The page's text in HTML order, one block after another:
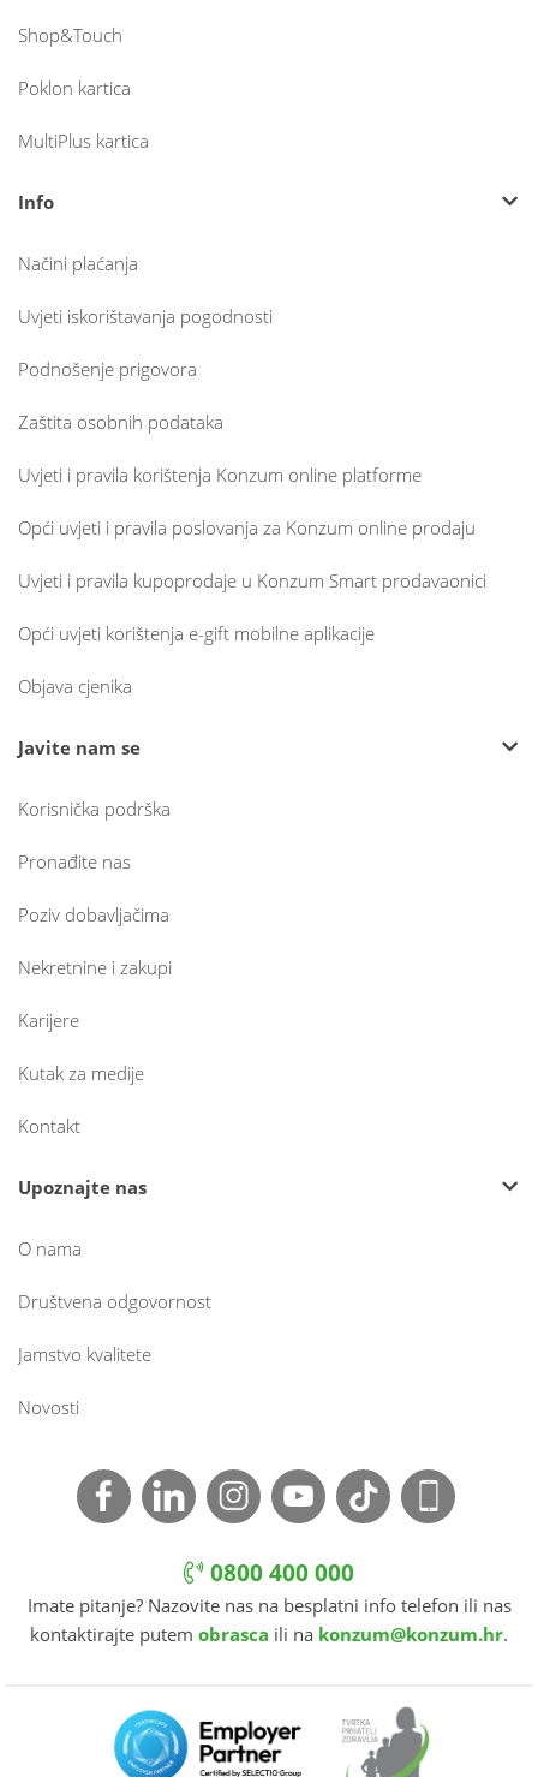
Shop&Touch
Poklon kartica
MultiPlus kartica
Info
Načini plaćanja
Uvjeti iskorištavanja pogodnosti
Podnošenje prigovora
Zaštita osobnih podataka
Uvjeti i pravila korištenja Konzum online platforme
Opći uvjeti i pravila poslovanja za Konzum online prodaju
Uvjeti i pravila kupoprodaje u Konzum Smart prodavaonici
Opći uvjeti korištenja e-gift mobilne aplikacije
Objava cjenika
Javite nam se
Korisnička podrška
Pronađite nas
Poziv dobavljačima
Nekretnine i zakupi
Karijere
Kutak za medije
Kontakt
Upoznajte nas
O nama
Društvena odgovornost
Jamstvo kvalitete
Novosti
0800 400 000
Imate pitanje? Nazovite nas na besplatni info telefon ili nas
kontaktirajte putem obrasca ili na konzum@konzum.hr.